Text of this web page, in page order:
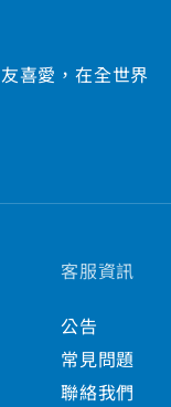
喜愛，在全世界
客服資訊
公告
常見問題
聯絡我們